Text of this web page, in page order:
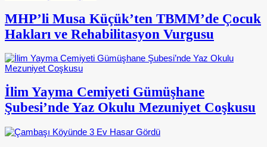
MHP’li Musa Küçük’ten TBMM’de Çocuk
Hakları ve Rehabilitasyon Vurgusu
İlim Yayma Cemiyeti Gümüşhane
Şubesi’nde Yaz Okulu Mezuniyet Coşkusu